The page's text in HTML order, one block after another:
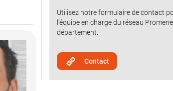
Utilisez notre formulaire de contact
l'équipe en charge du réseau
département.
Contact